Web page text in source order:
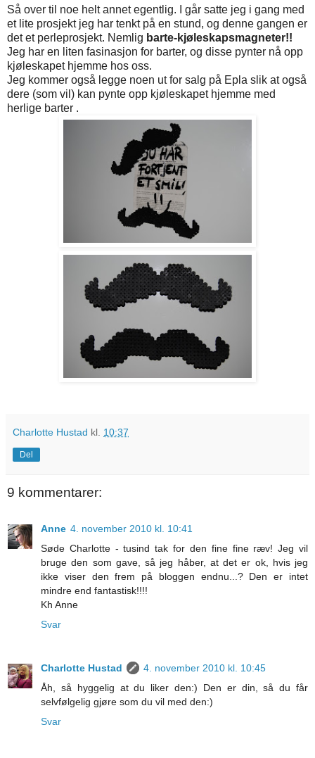
Så over til noe helt annet egentlig. I går satte jeg i gang med
et lite prosjekt jeg har tenkt på en stund, og denne gangen er
det et perleprosjekt. Nemlig barte-kjøleskapsmagneter!!
Jeg har en liten fasinasjon for barter, og disse pynter nå opp
kjøleskapet hjemme hos oss.
Jeg kommer også legge noen ut for salg på Epla slik at også
dere (som vil) kan pynte opp kjøleskapet hjemme med
herlige barter .
Charlotte Hustad kl. 10:37
Del
9 kommentarer:
Anne 4. november 2010 kl. 10:41
Søde Charlotte - tusind tak for den fine fine ræv! Jeg vil
bruge den som gave, så jeg håber, at det er ok, hvis jeg
ikke viser den frem på bloggen endnu...? Den er intet
mindre end fantastisk!!!!
Kh Anne
Svar
Charlotte Hustad
4. november 2010 kl. 10:45
Åh, så hyggelig at du liker den:) Den er din, så du får
selvfølgelig gjøre som du vil med den:)
Svar